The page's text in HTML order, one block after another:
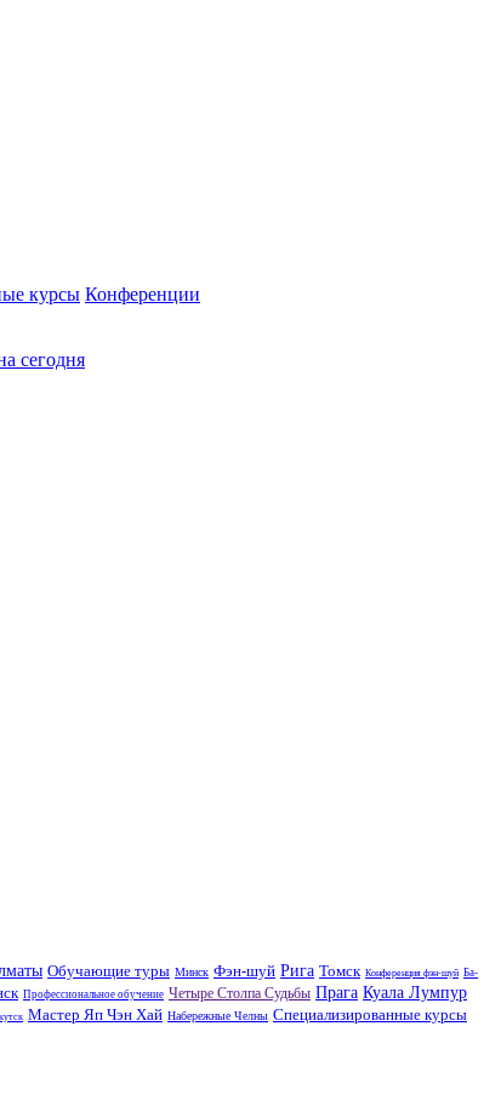
курсы Конференции
сегодня
Обучающие туры Минск Фэн-шуй Рига Томск Конференция фэн-шуй Ба-
Профессиональное обучение Четыре Столпа Судьбы Прага Куала Лумпур
Мастер Яп Чэн Хай Набережные Челны Специализированные курсы